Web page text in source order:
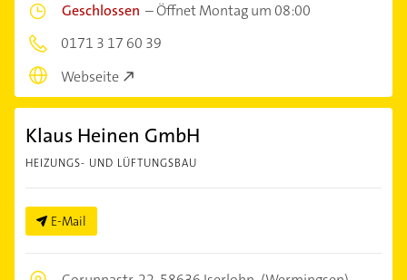
Geschlossen –Öffnet Montag um 08:00
0171 3 17 60 39
Webseite
Klaus Heinen GmbH
HEIZUNGS- UND LÜFTUNGSBAU
E-Mail